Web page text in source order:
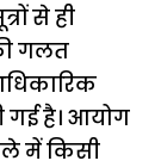
से ही
गलत
गई है। आयोग
में किसी